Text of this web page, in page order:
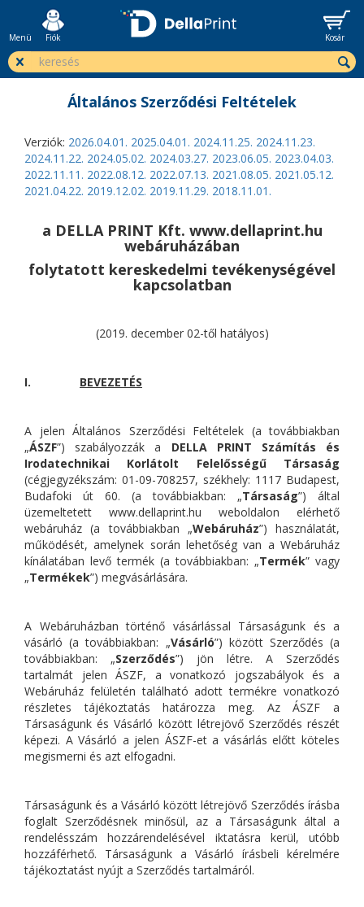
Menü Fiók Kosár
Általános Szerződési Feltételek
Verziók: 2026.04.01. 2025.04.01. 2024.11.25. 2024.11.23.
2024.11.22. 2024.05.02. 2024.03.27. 2023.06.05. 2023.04.03.
2022.11.11. 2022.08.12. 2022.07.13. 2021.08.05. 2021.05.12.
2021.04.22. 2019.12.02. 2019.11.29. 2018.11.01.
a DELLA PRINT Kft. www.dellaprint.hu
webáruházában
folytatott kereskedelmi tevékenységével
kapcsolatban
(2019. december 02-től hatályos)
I. BEVEZETÉS
A jelen Általános Szerződési Feltételek (a továbbiakban
„ÁSZF”) szabályozzák a DELLA PRINT Számítás és
Irodatechnikai Korlátolt Felelősségű Társaság
(cégjegyzékszám: 01-09-708257, székhely: 1117 Budapest,
Budafoki út 60. (a továbbiakban: „Társaság”) által
üzemeltetett www.dellaprint.hu weboldalon elérhető
webáruház (a továbbiakban „Webáruház”) használatát,
működését, amelynek során lehetőség van a Webáruház
kínálatában levő termék (a továbbiakban: „Termék” vagy
„Termékek”) megvásárlására.
A Webáruházban történő vásárlással Társaságunk és a
vásárló (a továbbiakban: „Vásárló”) között Szerződés (a
továbbiakban: „Szerződés”) jön létre. A Szerződés
tartalmát jelen ÁSZF, a vonatkozó jogszabályok és a
Webáruház felületén található adott termékre vonatkozó
részletes tájékoztatás határozza meg. Az ÁSZF a
Társaságunk és Vásárló között létrejövő Szerződés részét
képezi. A Vásárló a jelen ÁSZF-et a vásárlás előtt köteles
megismerni és azt elfogadni.
Társaságunk és a Vásárló között létrejövő Szerződés írásba
foglalt Szerződésnek minősül, az a Társaságunk által a
rendelésszám hozzárendelésével iktatásra kerül, utóbb
hozzáférhető. Társaságunk a Vásárló írásbeli kérelmére
tájékoztatást nyújt a Szerződés tartalmáról.